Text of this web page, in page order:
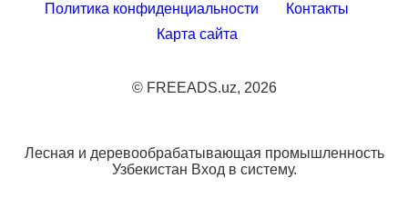
Политика конфиденциальности
Контакты
Карта сайта
© FREEADS.uz, 2026
Лесная и деревообрабатывающая промышленность
Узбекистан Вход в систему.